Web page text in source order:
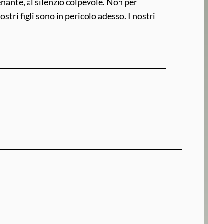
figli sono in pericolo adesso. I nostri